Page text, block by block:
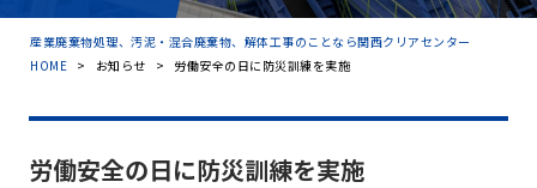
産業廃棄物処理、汚泥・混合廃棄物、解体工事のことなら関西クリアセンター
HOME > お知らせ > 労働安全の日に防災訓練を実施
労働安全の日に防災訓練を実施